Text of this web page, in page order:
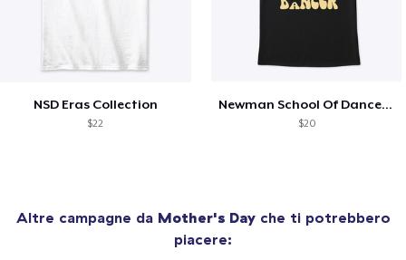
NSD Eras Collection
$22
Newman School Of Dance Merch
$20
Altre campagne da Mother's Dayche ti potrebbero
piacere: